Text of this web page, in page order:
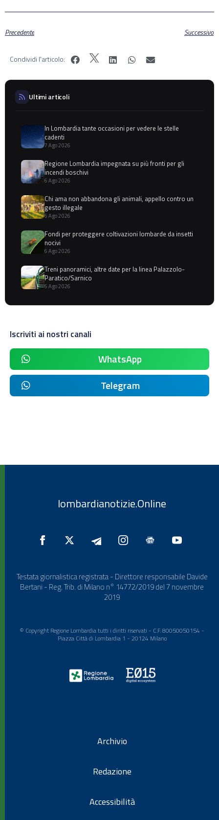
Precedente Successivo
Condividi l'articolo:
Ultimi articoli
In Lombardia tante occasioni per vedere le stelle
cadenti
7 Ago 2026
Regione Lombardia impegnata su più fronti per gli
incendi boschivi
6 Ago 2026
Chi ama non abbandona gli animali, appello contro un
gesto illegale
6 Ago 2026
Fondi per proteggere coltivazioni lombarde da insetti
nocivi
6 Ago 2026
Treni panoramici, altre date per la linea Palazzolo-
Paratico/Sarnico
6 Ago 2026
Iscriviti ai nostri canali
WhatsApp
Telegram
lombardianotizie.Online
Testata giornalistica registrata - Direttore responsabile Davide
Bertani - Reg. Trib. di Milano n° 14772/2019 del 7 novembre
2019
© Copyright Regione Lombardia tutti i diritti riservati - C.F. 80050050154 -
Piazza Città di Lombardia 1 - 20124 Milano
Archivio
Redazione
Accessibilità